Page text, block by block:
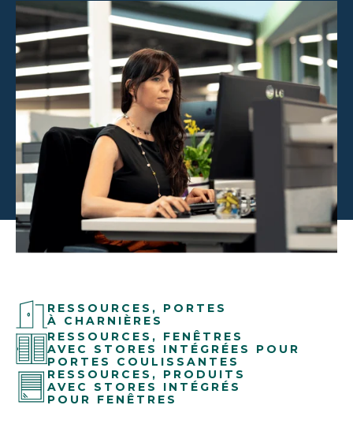
RESSOURCES, PORTES
À CHARNIÈRES
RESSOURCES, FENÊTRES
AVEC STORES INTÉGRÉES POUR
PORTES COULISSANTES
RESSOURCES, PRODUITS
AVEC STORES INTÉGRÉS
POUR FENÊTRES